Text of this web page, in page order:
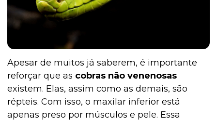
Apesar de muitos já saberem, é importante
reforçar que as cobras não venenosas
existem. Elas, assim como as demais, são
répteis. Com isso, o maxilar inferior está
apenas preso por músculos e pele. Essa